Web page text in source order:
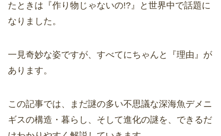
たときは『作り物じゃないの!?』と世界中で話題に
なりました。
一見奇妙な姿ですが、すべてにちゃんと『理由』が
あります。
この記事では、まだ謎の多い不思議な深海魚デメニ
ギスの構造・暮らし、そして進化の謎を、できるだ